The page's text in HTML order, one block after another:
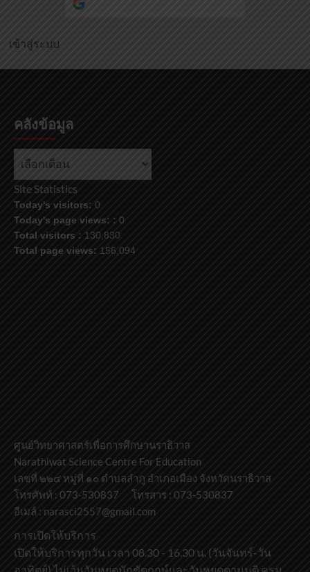
เข้าสู่ระบบ
คลังข้อมูล
Site Statistics
Today's visitors: 0
Today's page views: : 0
Total visitors : 130,830
Total page views: 156,094
ศูนย์วิทยาศาสตร์เพื่อการศึกษานราธิวาส
Narathiwat Science Centre For Education
เลขที่ ๒๒๔ หมู่ที่ ๑๐ ตำบลลำภู อำเภอเมือง จังหวัดนราธิวาส
โทรศัพท์ : 073-530837 โทรสาร : 073-530837
อีเมล์ : narasci2557@gmail.com
การเปิดให้บริการ
เปิดให้บริการทุกวัน เวลา 08.30 - 16.30 น. (วันจันทร์-วัน